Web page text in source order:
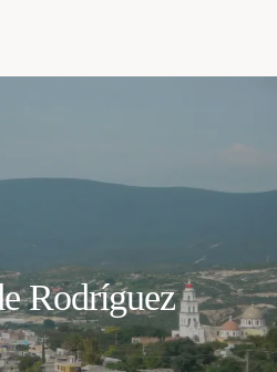
Rodríguez